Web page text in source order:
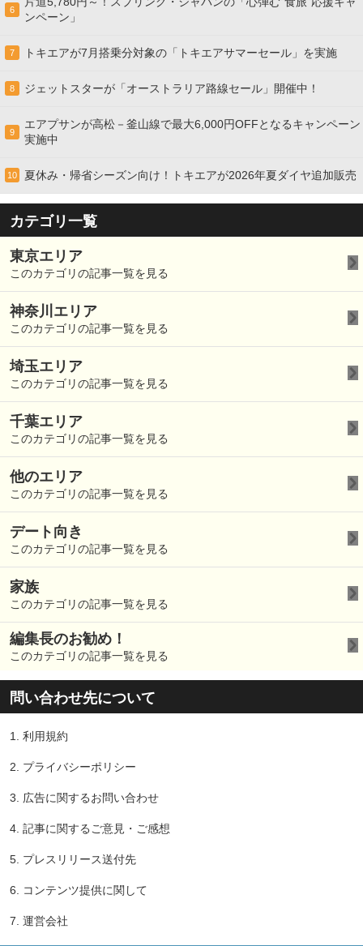
6
ンペーン」
7 トキエアが7月搭乗分対象の「トキエアサマーセール」を実施
8 ジェットスターが「オーストラリア路線セール」開催中！
9
エアプサンが高松－釜山線で最大6,000円OFFとなるキャンペーン
実施中
10 夏休み・帰省シーズン向け！トキエアが2026年夏ダイヤ追加販売
カテゴリ一覧
東京エリア
このカテゴリの記事一覧を見る
神奈川エリア
このカテゴリの記事一覧を見る
埼玉エリア
このカテゴリの記事一覧を見る
千葉エリア
このカテゴリの記事一覧を見る
他のエリア
このカテゴリの記事一覧を見る
デート向き
このカテゴリの記事一覧を見る
家族
このカテゴリの記事一覧を見る
編集長のお勧め！
このカテゴリの記事一覧を見る
問い合わせ先について
1. 利用規約
2. プライバシーポリシー
3. 広告に関するお問い合わせ
4. 記事に関するご意見・ご感想
5. プレスリリース送付先
6. コンテンツ提供に関して
7. 運営会社